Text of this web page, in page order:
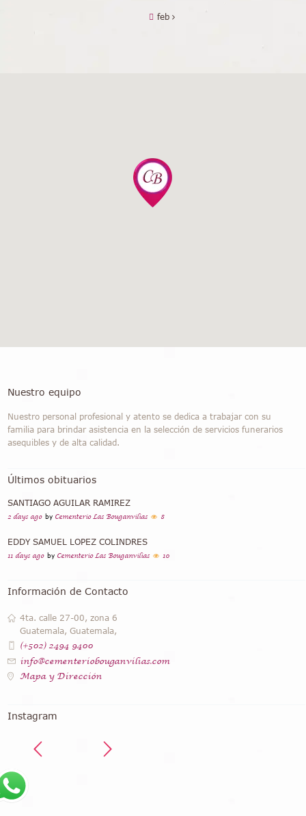
feb
Nuestro equipo
Nuestro personal profesional y atento se dedica a trabajar con su
familia para brindar asistencia en la selección de servicios funerarios
asequibles y de alta calidad.
Últimos obituarios
SANTIAGO AGUILAR RAMIREZ
2 days ago by Cementerio Las Bouganvilias 8
EDDY SAMUEL LOPEZ COLINDRES
11 days ago by Cementerio Las Bouganvilias 10
Información de Contacto
4ta. calle 27-00, zona 6
Guatemala, Guatemala,
(+502) 2494 9400
info@cementeriobouganvilias.com
Mapa y Dirección
Instagram